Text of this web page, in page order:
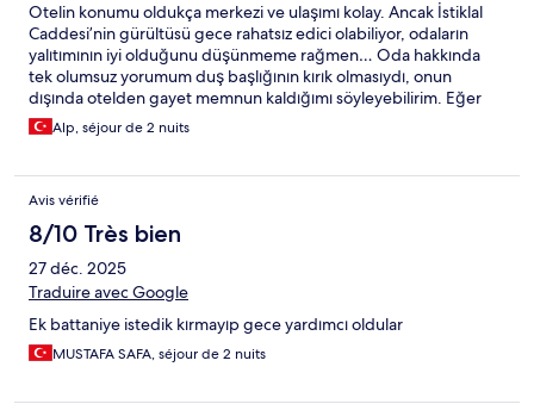
Otelin konumu oldukça merkezi ve ulaşımı kolay. Ancak İstiklal
Caddesi’nin gürültüsü gece rahatsız edici olabiliyor, odaların
yalıtımının iyi olduğunu düşünmeme rağmen… Oda hakkında
tek olumsuz yorumum duş başlığının kırık olmasıydı, onun
dışında otelden gayet memnun kaldığımı söyleyebilirim. Eğer
Taksim tarafında kalmayı düşünüyorsanız bu oteli gönül
rahatlığıyla tercih edebilirsiniz.
Alp, séjour de 2 nuits
Avis vérifié
8/10 Très bien
27 déc. 2025
Traduire avec Google
Ek battaniye istedik kırmayıp gece yardımcı oldular
MUSTAFA SAFA, séjour de 2 nuits